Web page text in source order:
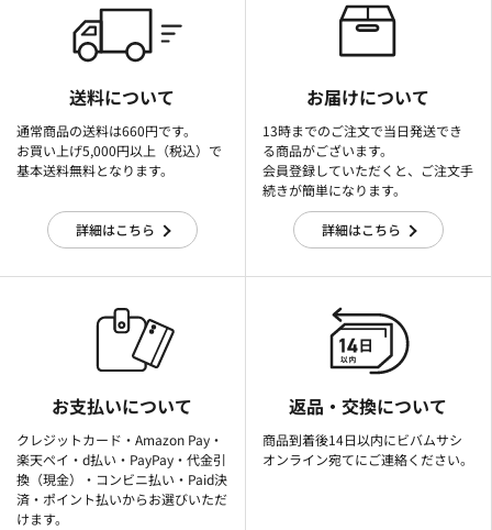
送料について
通常商品の送料は660円です。
お買い上げ5,000円以上（税込）で
基本送料無料となります。
詳細はこちら
お届けについて
13時までのご注文で当日発送でき
る商品がございます。
会員登録していただくと、ご注文手
続きが簡単になります。
詳細はこちら
お支払いについて
クレジットカード・Amazon Pay・
楽天ぺイ・d払い・PayPay・代金引
換（現金）・コンビニ払い・Paid決
済・ポイント払いからお選びいただ
けます。
返品・交換について
商品到着後14日以内にビバムサシ
オンライン宛てにご連絡ください。